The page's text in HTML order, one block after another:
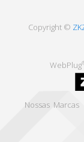
Copyright ©
WebPlug
Nossas